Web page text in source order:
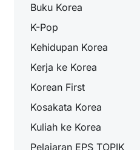
Buku Korea
K-Pop
Kehidupan Korea
Kerja ke Korea
Korean First
Kosakata Korea
Kuliah ke Korea
Pelajaran EPS TOPIK